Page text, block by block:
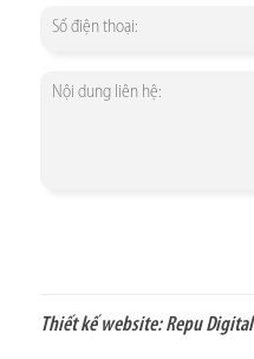
Thiết kế website:Repu Digital